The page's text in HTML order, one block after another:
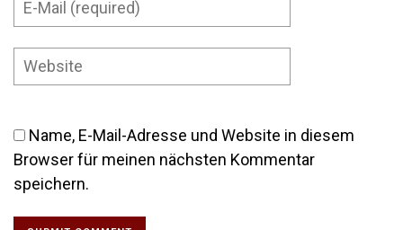
Name, E-Mail-Adresse und Website in diesem
Browser für meinen nächsten Kommentar
speichern.